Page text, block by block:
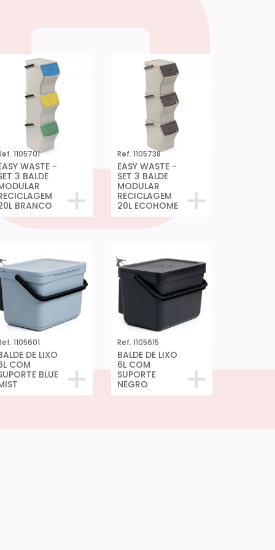
1105701
WASTE -
3 BALDE
BRANCO
Ref. 1105738
EASY WASTE -
SET 3 BALDE
MODULAR
RECICLAGEM
20L ECOHOME
1105601
DE LIXO
COM
BLUE
Ref. 1105615
BALDE DE LIXO
6L COM
SUPORTE
NEGRO